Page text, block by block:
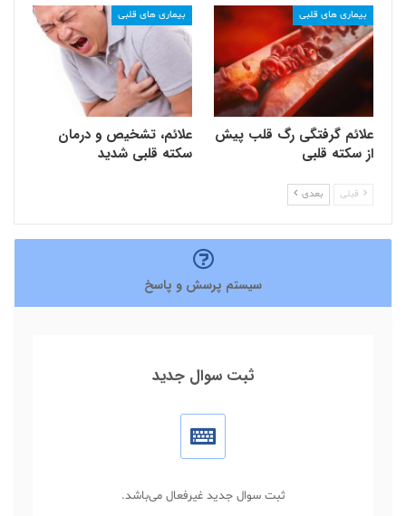
بیماری های قلبی
علائم گرفتگی رگ قلب پیش
از سکته قلبی
بیماری های قلبی
علائم، تشخیص و درمان
سکته قلبی شدید
قبلی بعدی
سیستم پرسش و پاسخ
ثبت سوال جدید
ثبت سوال جدید غیرفعال می‌باشد.